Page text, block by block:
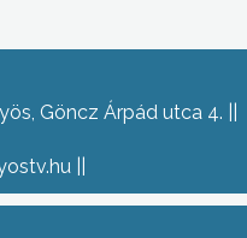
Göncz Árpád utca 4.